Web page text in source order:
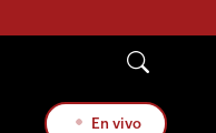
En vivo